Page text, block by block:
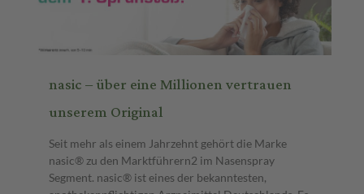
nasic – über eine Millionen vertrauen
unserem Original
Seit mehr als einem Jahrzehnt gehört die Marke
nasic® zu den Marktführern2 im Nasenspray
Segment. nasic® ist eines der bekanntesten,